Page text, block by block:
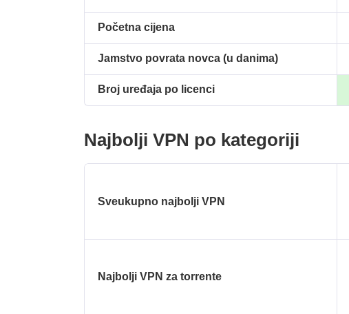
Početna cijena
Jamstvo povrata novca (u danima)
Broj uređaja po licenci
Najbolji VPN po kategoriji
Sveukupno najbolji VPN
Najbolji VPN za torrente